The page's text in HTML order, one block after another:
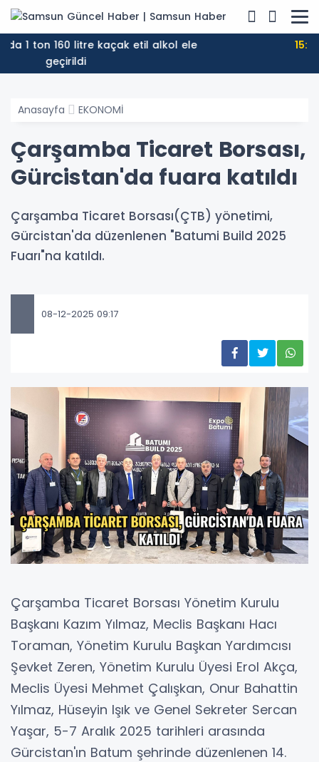
15:44 NebiyanFest’e mehterli açılış
Anasayfa EKONOMİ
Çarşamba Ticaret Borsası,
Gürcistan'da fuara katıldı
Çarşamba Ticaret Borsası(ÇTB) yönetimi,
Gürcistan'da düzenlenen "Batumi Build 2025
Fuarı"na katıldı.
08-12-2025 09:17
Çarşamba Ticaret Borsası Yönetim Kurulu
Başkanı Kazım Yılmaz, Meclis Başkanı Hacı
Toraman, Yönetim Kurulu Başkan Yardımcısı
Şevket Zeren, Yönetim Kurulu Üyesi Erol Akça,
Meclis Üyesi Mehmet Çalışkan, Onur Bahattin
Yılmaz, Hüseyin Işık ve Genel Sekreter Sercan
Yaşar, 5-7 Aralık 2025 tarihleri arasında
Gürcistan'ın Batum şehrinde düzenlenen 14.